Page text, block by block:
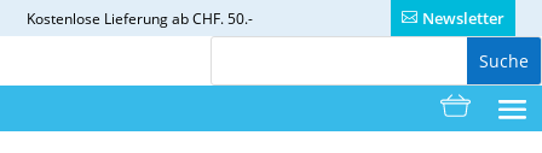
Kostenlose Lieferung ab CHF. 50.- Newsletter